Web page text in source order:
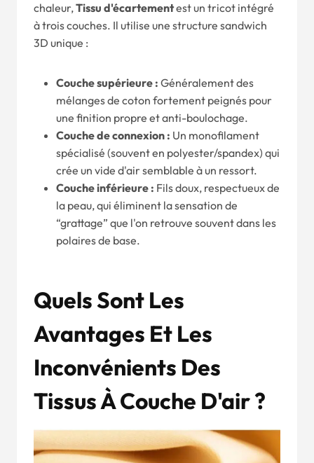
chaleur,Tissu d'écartementest un tricot intégré
à trois couches. Il utilise une structure sandwich
3D unique :
Couche supérieure : Généralement des
mélanges de coton fortement peignés pour
une finition propre et anti-boulochage.
Couche de connexion : Un monofilament
spécialisé (souvent en polyester/spandex) qui
crée un vide d'air semblable à un ressort.
Couche inférieure : Fils doux, respectueux de
la peau, qui éliminent la sensation de
“grattage” que l'on retrouve souvent dans les
polaires de base.
Quels Sont Les
Avantages Et Les
Inconvénients Des
Tissus À Couche D'air ?